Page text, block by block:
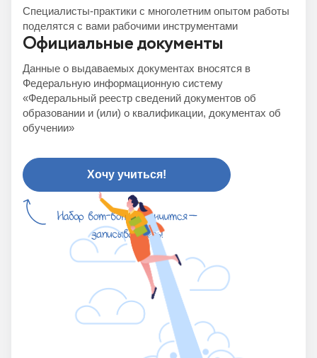
Специалисты-практики с многолетним опытом работы
поделятся с вами рабочими инструментами
Официальные документы
Данные о выдаваемых документах вносятся в
Федеральную информационную систему
«Федеральный реестр сведений документов об
образовании и (или) о квалификации, документах об
обучении»
Хочу учиться!